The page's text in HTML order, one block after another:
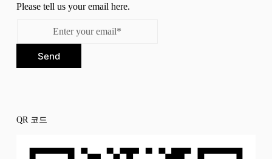
Please tell us your email here.
Send
QR 코드